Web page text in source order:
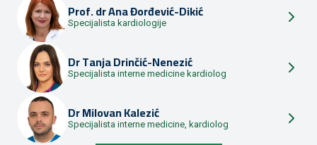
Prof. drAna Đorđević-Dikić
Specijalista kardiologije
DrTanja Drinčić-Nenezić
Specijalista interne medicine kardiolog
DrMilovan Kalezić
Specijalista interne medicine, kardiolog